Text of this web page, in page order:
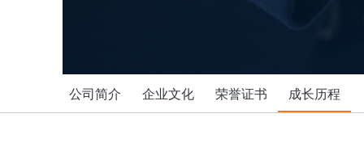
公司简介 企业文化 荣誉证书 成长历程